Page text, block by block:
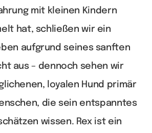
mit kleinen Kindern
hat, schließen wir ein
aufgrund seines sanften
aus – dennoch sehen wir
loyalen Hund primär
die sein entspanntes
wissen. Rex ist ein